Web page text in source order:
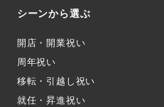
シーンから選ぶ
開店・開業祝い
周年祝い
移転・引越し祝い
就任・昇進祝い